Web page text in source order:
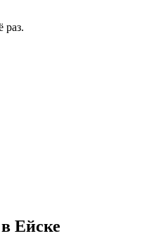
раз.
Ейске